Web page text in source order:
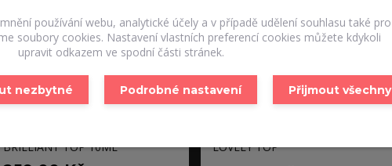
BRILLIANT TOP 10ML LOVELY TOP
používání webu, analytické účely a v případě udělení souhlasu také pro
soubory cookies. Nastavení vlastních preferencí cookies můžete kdykoli
upravit odkazem ve spodní části stránek.
nezbytné Podrobné nastavení Přijmout všechny